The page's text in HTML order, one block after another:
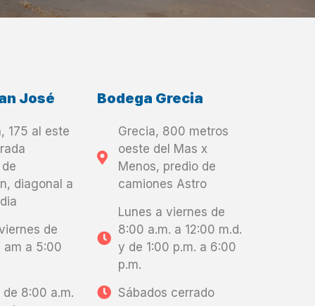
José
175 al este
diagonal a
de
am a 5:00
de 8:00 a.m.
Bodega Grecia
Grecia, 800 metros
oeste del Mas x
Menos, predio de
camiones Astro
Lunes a viernes de
8:00 a.m. a 12:00 m.d.
y de 1:00 p.m. a 6:00
p.m.
Sábados cerrado